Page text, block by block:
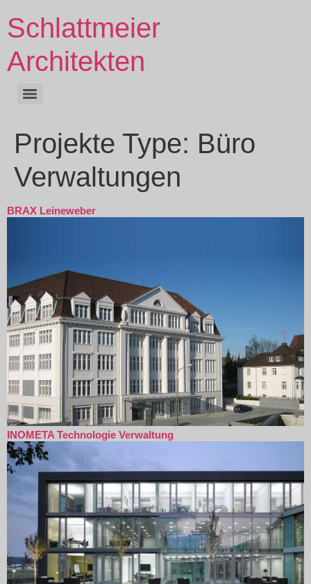
Schlattmeier
Architekten
Projekte Type: Büro
Verwaltungen
BRAX Leineweber
INOMETA Technologie Verwaltung